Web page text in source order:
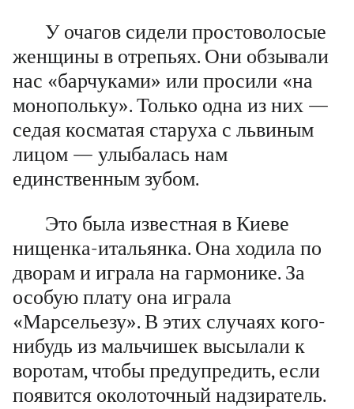
У очагов сидели простоволосые
женщины в отрепьях. Они обзывали
нас «барчуками» или просили «на
монопольку». Только одна из них —
седая косматая старуха с львиным
лицом — улыбалась нам
единственным зубом.
Это была известная в Киеве
нищенка-итальянка. Она ходила по
дворам и играла на гармонике. За
особую плату она играла
«Марсельезу». В этих случаях кого-
нибудь из мальчишек высылали к
воротам, чтобы предупредить, если
появится околоточный надзиратель.